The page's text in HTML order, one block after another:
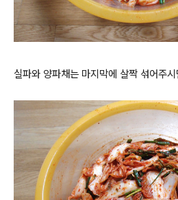
실파와 양파채는 마지막에 살짝 섞어주